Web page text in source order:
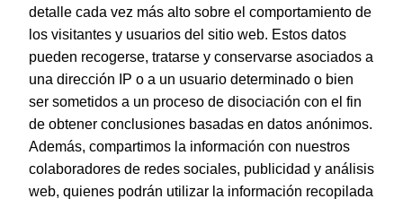
Dohe – Cola Blanca, 250 grs
EAN: 8421938302813
© Dohe - Camino de Madrid, 14
28970 • Humanes de Madrid (Madrid)
ESPAÑA
detalle cada vez más alto sobre el comportamiento de
los visitantes y usuarios del sitio web. Estos datos
pueden recogerse, tratarse y conservarse asociados a
una dirección IP o a un usuario determinado o bien
ser sometidos a un proceso de disociación con el fin
de obtener conclusiones basadas en datos anónimos.
Además, compartimos la información con nuestros
colaboradores de redes sociales, publicidad y análisis
web, quienes podrán utilizar la información recopilada